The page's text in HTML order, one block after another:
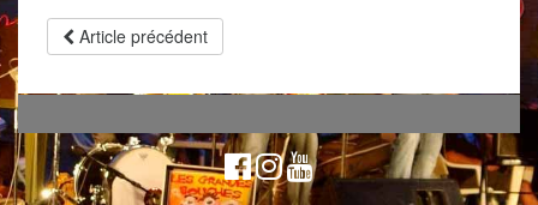
Article précédent